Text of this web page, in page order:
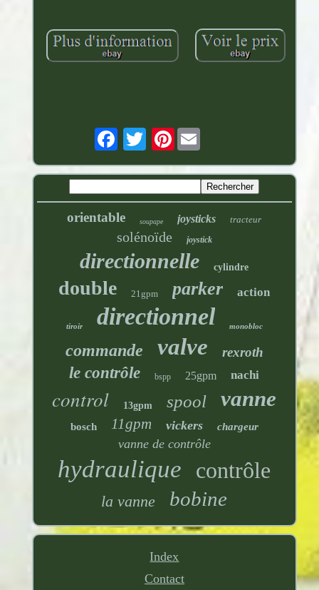
Pinterest
orientable soupape joysticks tracteur
solénoïde joystick
directionnelle cylindre
double 21gpm parker action
tiroir directionnel monobloc
commande valve rexroth
le contrôle bspp 25gpm nachi
control 13gpm spool vanne
bosch 11gpm vickers chargeur
vanne de contrôle
hydraulique contrôle
la vanne bobine
Index
Contact